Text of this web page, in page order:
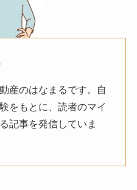
産のはなまるです。自
をもとに、読者のマイ
記事を発信していま